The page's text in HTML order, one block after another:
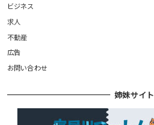
ビジネス
求人
不動産
広告
お問い合わせ
姉妹サイト